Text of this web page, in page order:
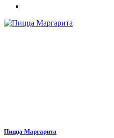
Пицца Маргарита